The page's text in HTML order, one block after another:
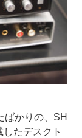
ばかりの、SH
たデスクト